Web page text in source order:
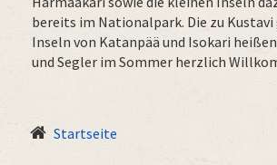
bereits im Nationalpark. Die zu
Inseln von Katanpää und Isokari
und Segler im Sommer herzlich
Startseite